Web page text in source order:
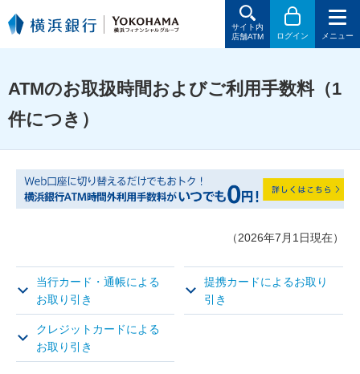
サイト内
店舗ATM
ログイン メニュー
ATMのお取扱時間およびご利用手数料（1
件につき）
（2026年7月1日現在）
当行カード・通帳による
お取り引き
提携カードによるお取り
引き
クレジットカードによる
お取り引き